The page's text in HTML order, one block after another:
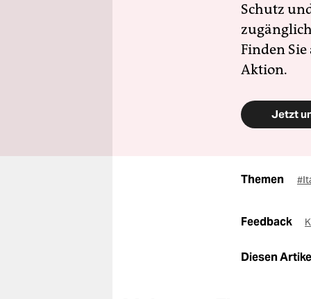
Schutz
Finden
Aktion.
Jetzt
Themen
Feedback
Diesen